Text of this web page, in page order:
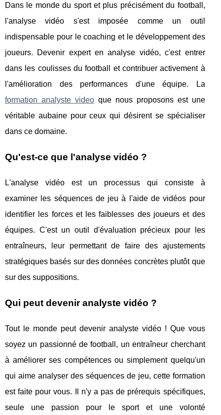
Dans le monde du sport et plus précisément du football,
l'analyse vidéo s'est imposée comme un outil
indispensable pour le coaching et le développement des
joueurs. Devenir expert en analyse vidéo, c'est entrer
dans les coulisses du football et contribuer activement à
l'amélioration des performances d'une équipe. La
formation analyste videoque nous proposons est une
véritable aubaine pour ceux qui désirent se spécialiser
dans ce domaine.
Qu'est-ce que l'analyse vidéo ?
L'analyse vidéo est un processus qui consiste à
examiner les séquences de jeu à l'aide de vidéos pour
identifier les forces et les faiblesses des joueurs et des
équipes. C'est un outil d'évaluation précieux pour les
entraîneurs, leur permettant de faire des ajustements
stratégiques basés sur des données concrètes plutôt que
sur des suppositions.
Qui peut devenir analyste vidéo ?
Tout le monde peut devenir analyste vidéo ! Que vous
soyez un passionné de football, un entraîneur cherchant
à améliorer ses compétences ou simplement quelqu'un
qui aime analyser des séquences de jeu, cette formation
est faite pour vous. Il n'y a pas de prérequis spécifiques,
seule une passion pour le sport et une volonté